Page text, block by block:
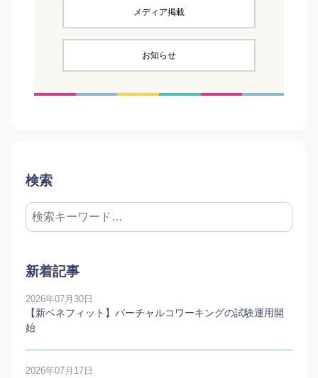
メディア掲載
お知らせ
検索
新着記事
2026年07月30日
【新ベネフィット】バーチャルコワーキングの試験運用開
始
2026年07月17日